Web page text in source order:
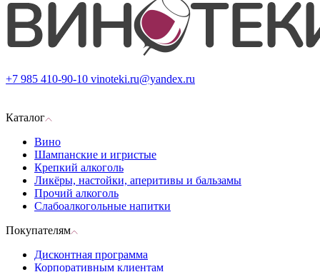
+7 985 410-90-10 vinoteki.ru@yandex.ru
Каталог
Вино
Шампанские и игристые
Крепкий алкоголь
Ликёры, настойки, аперитивы и бальзамы
Прочий алкоголь
Слабоалкогольные напитки
Покупателям
Дисконтная программа
Корпоративным клиентам